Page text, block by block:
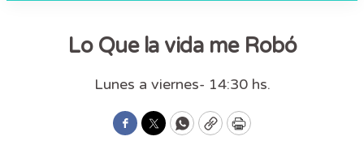
Lo Que la vida me Robó
Lunes a viernes- 14:30 hs.
Facebook
TwitterWhatsApp
CopyPrint